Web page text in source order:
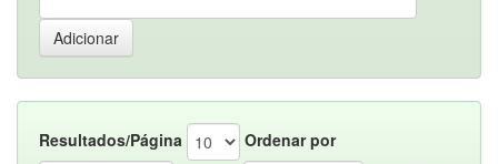
Resultados/Página
Ordenar por